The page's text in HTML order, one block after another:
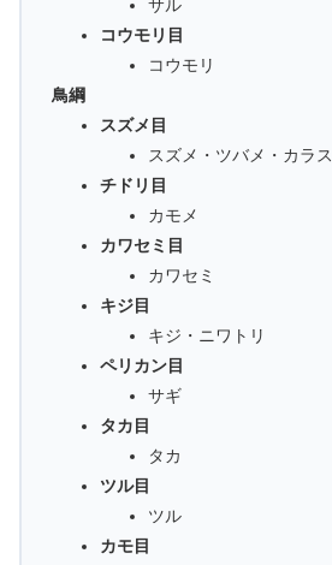
サル
コウモリ目
コウモリ
鳥綱
スズメ目
スズメ・ツバメ・カラス
チドリ目
カモメ
カワセミ目
カワセミ
キジ目
キジ・ニワトリ
ペリカン目
サギ
タカ目
タカ
ツル目
ツル
カモ目